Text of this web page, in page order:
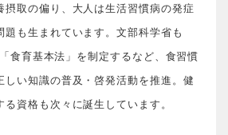
摂取の偏り、大人は生活習慣病の発症
題も生まれています。文部科学省も
食育基本法」を制定するなど、食習慣
しい知識の普及・啓発活動を推進。健
資格も次々に誕生しています。